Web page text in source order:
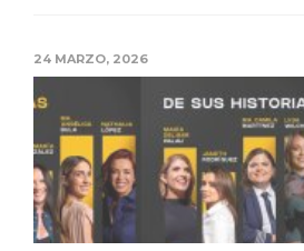
24 MARZO, 2026